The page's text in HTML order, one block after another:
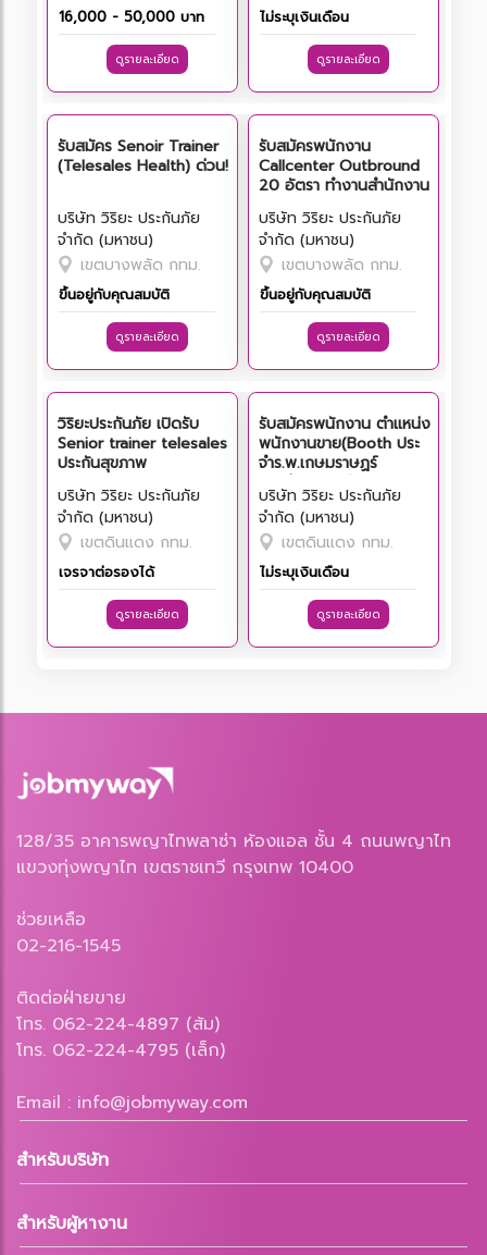
16,000 - 50,000 บาท
ดูรายละเอียด
ไม่ระบุเงินเดือน
ดูรายละเอียด
รับสมัคร Senoir Trainer
(Telesales Health) ด่วน!
บริษัท วิริยะ ประกันภัย
จำกัด (มหาชน)
เขตบางพลัด กทม.
ขึ้นอยู่กับคุณสมบัติ
ดูรายละเอียด
รับสมัครพนักงาน
Callcenter Outbround
20 อัตรา ทำงานสำนักงาน
กรุงเทพ โทร 02-1297238
บริษัท วิริยะ ประกันภัย
จำกัด (มหาชน)
เขตบางพลัด กทม.
ขึ้นอยู่กับคุณสมบัติ
ดูรายละเอียด
วิริยะประกันภัย เปิดรับ
Senior trainer telesales
ประกันสุขภาพ
บริษัท วิริยะ ประกันภัย
จำกัด (มหาชน)
เขตดินแดง กทม.
เจรจาต่อรองได้
ดูรายละเอียด
รับสมัครพนักงาน ตำแหน่ง
พนักงานขาย(Booth ประ
จำร.พ.เกษมราษฏร์
รามคำแหง เครือ BDMS)โทร
02-1297238
บริษัท วิริยะ ประกันภัย
จำกัด (มหาชน)
เขตดินแดง กทม.
ไม่ระบุเงินเดือน
ดูรายละเอียด
128/35 อาคารพญาไทพลาซ่า ห้องแอล ชั้น 4 ถนนพญาไท
แขวงทุ่งพญาไท เขตราชเทวี กรุงเทพ 10400
ช่วยเหลือ
02-216-1545
ติดต่อฝ่ายขาย
โทร. 062-224-4897 (ส้ม)
โทร. 062-224-4795 (เล็ก)
Email : info@jobmyway.com
สำหรับบริษัท
สำหรับผู้หางาน